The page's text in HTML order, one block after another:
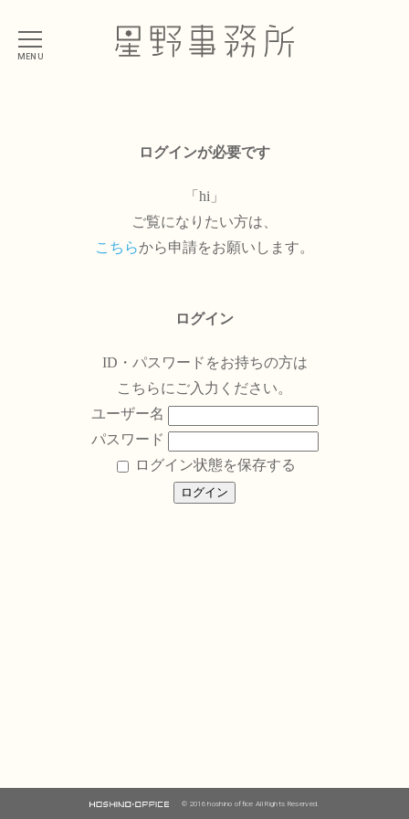
ログインが必要です
「hi」
ご覧になりたい方は、
こちらから申請をお願いします。
ログイン
ID・パスワードをお持ちの方は
こちらにご入力ください。
ユーザー名
パスワード
ログイン状態を保存する
© 2016 hoshino office All Rights Reserved.
MENU